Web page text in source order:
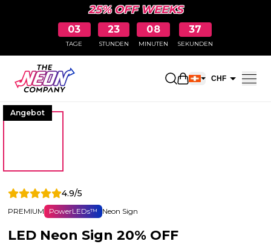
25% OFF WEEKS
03
TAGE
23
STUNDEN
08
MINUTEN
36
SEKUNDEN
Einkaufswagen
CHF
Angebot
4.9/5
PREMIUM PowerLEDs™ Neon Sign
LED Neon Sign 20% OFF